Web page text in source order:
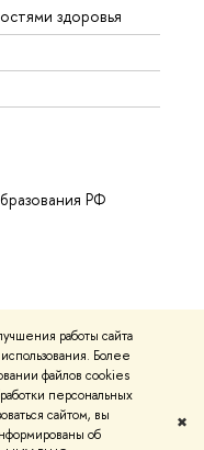
работы сайта
Более
файлов cookies
персональных
сайтом, вы
об
✖
здоровья
РФ
Условия